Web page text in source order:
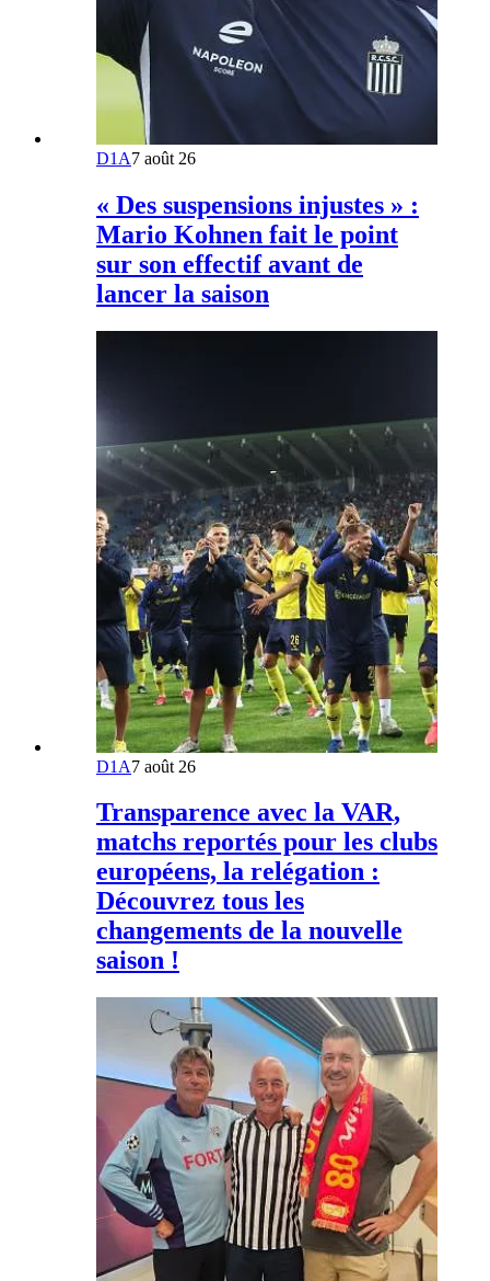
D1A7 août 26
« Des suspensions injustes » :
Mario Kohnen fait le point
sur son effectif avant de
lancer la saison
D1A7 août 26
Transparence avec la VAR,
matchs reportés pour les clubs
européens, la relégation :
Découvrez tous les
changements de la nouvelle
saison !